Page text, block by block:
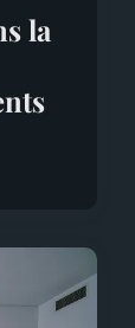
la